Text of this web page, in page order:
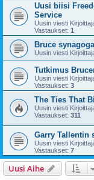
Uusi biisi
Service
Uusin viesti
Vastaukset: 1
Bruce
Uusin viesti
Tutkimus
Uusin viesti
Vastaukset: 3
The Ties That
Uusin viesti
Vastaukset: 311
Garry Tallentin
Uusin viesti
Vastaukset: 7
Uusi Aihe